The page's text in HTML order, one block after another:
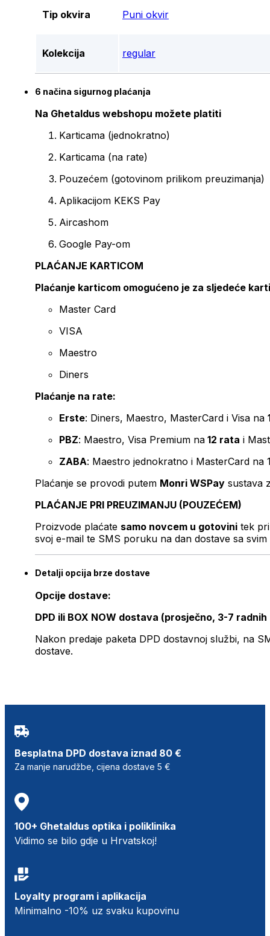
Tip okvira Puni okvir
Kolekcija regular
6 načina sigurnog plaćanja
Na Ghetaldus webshopu možete platiti
Karticama (jednokratno)
Karticama (na rate)
Pouzećem (gotovinom prilikom preuzimanja)
Aplikacijom KEKS Pay
Aircashom
Google Pay-om
PLAĆANJE KARTICOM
Plaćanje karticom omogućeno je za sljedeće
Master Card
VISA
Maestro
Diners
Plaćanje na rate:
Erste: Diners, Maestro, MasterCard i Visa na
PBZ: Maestro, Visa Premium na 12 rata i
ZABA: Maestro jednokratno i MasterCard na
Plaćanje se provodi putem Monri WSPay sustava
PLAĆANJE PRI PREUZIMANJU (POUZEĆEM)
Proizvode plaćate samo novcem u gotovini tek
svoj e-mail te SMS poruku na dan dostave sa svim
Detalji opcija brze dostave
Opcije dostave:
DPD ili BOX NOW dostava (prosječno, 3-7 radnih
Nakon predaje paketa DPD dostavnoj službi, na
dostave.
Besplatna DPD dostava iznad 80 €
Za manje narudžbe, cijena dostave 5 €
100+ Ghetaldus optika i poliklinika
Vidimo se bilo gdje u Hrvatskoj!
Loyalty program i aplikacija
Minimalno -10% uz svaku kupovinu